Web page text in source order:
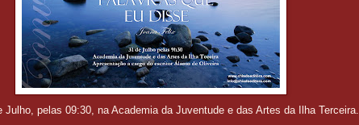
Julho, pelas 09:30, na Academia da Juventude e das Artes da Ilha Terceira.